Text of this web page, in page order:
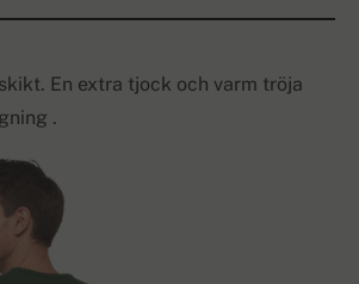
En extra tjock och varm tröja
.